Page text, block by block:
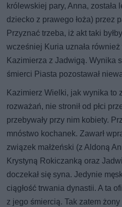
królewskiej pary, Anna,
dziecko z prawego łoża) przez
Przyznać trzeba, iż akt taki
wcześniej Kuria uznała
Kazimierza z Jadwigą. Wynika
śmierci Piasta pozostawał
Kazimierz Wielki, jak wynika to
rozważań, nie stronił od płci
przebywały przy nim kobiety.
mnóstwo kochanek. Zawarł
związek małżeński (z Aldoną
Krystyną Rokiczanką oraz
doczekał się syna. Jedynie
ciągłość trwania dynastii. A ta
z jego śmiercią. Tak zatem